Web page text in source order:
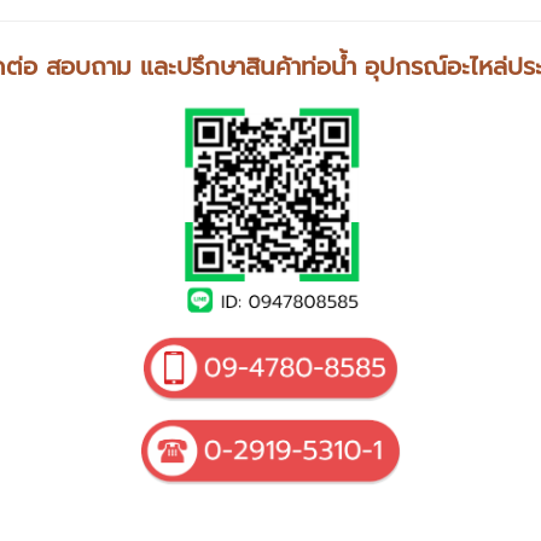
อ สอบถาม และปรึกษาสินค้าท่อน้ำ อุปกรณ์อะไหล่ปร